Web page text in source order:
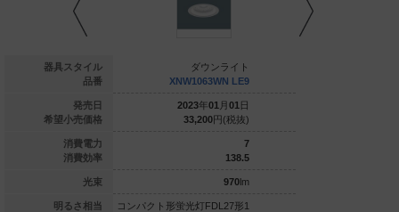
器具スタイル
品番
発売日
希望小売価格
消費電力
消費効率
光束
明るさ相当
ダウンライト
円(税抜)
7
131.4
灯FDL27形1
ダウンライト
XNW1063WN LE9
2023年01 月 01 日
33,200円(税抜)
7
138.5
970lm
コンパクト形蛍光灯FDL27形1